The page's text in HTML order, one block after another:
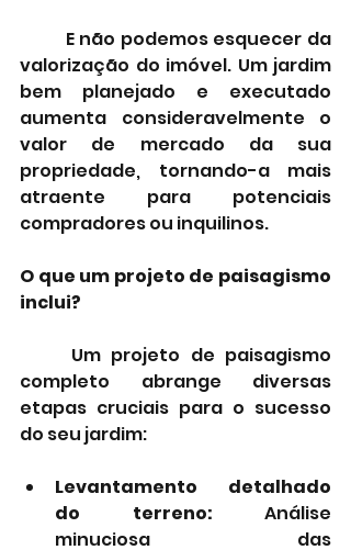
valorização do imóvel. Um jardim
bem planejado e executado
aumenta consideravelmente o
valor de mercado da sua
propriedade, tornando-a mais
atraente para potenciais
compradores ou inquilinos.
O que um projeto de paisagismo
inclui?
completo abrange diversas
etapas cruciais para o sucesso
do seu jardim:
Levantamento detalhado
do terreno: Análise
minuciosa das